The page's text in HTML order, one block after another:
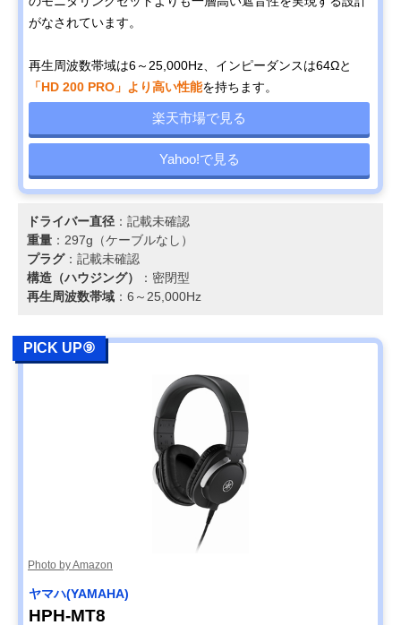
がなされています。
再生周波数帯域は6～25,000Hz、インピーダンスは64Ωと
「HD 200 PRO」より高い性能を持ちます。
楽天市場で見る
Yahoo!で見る
ドライバー直径 ：記載未確認
重量 ：297g（ケーブルなし）
プラグ：記載未確認
構造（ハウジング）
：密閉型
再生周波数帯域 ：6～25,000Hz
PICK UP⑨
Photo by Amazon
ヤマハ(YAMAHA)
HPH-MT8